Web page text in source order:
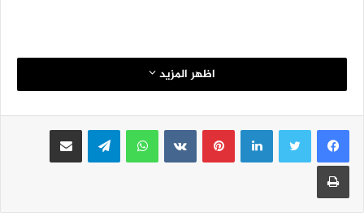
اظهر المزيد
لينكدإنبينتيريست واتساب تيلقرام مشاركة عبر البريد
طباعة